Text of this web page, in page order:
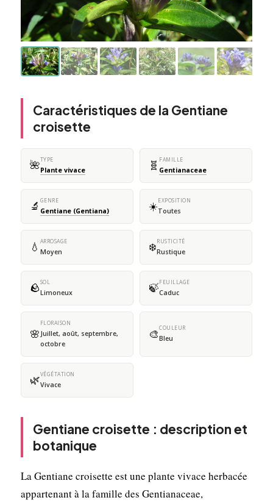
Caractéristiques de la Gentiane
croisette
🌺TYPE
Plante vivace 🧬 FAMILLE
Gentianaceae
🔬 GENRE
Gentiane (Gentiana) ☀️EXPOSITION
Toutes
💧 ARROSAGE
Moyen ❄️RUSTICITÉ
Rustique
🪨SOL
Limoneux 🍃FEUILLAGE
Caduc
🌸
FLORAISON
Juillet, août, septembre,
octobre
🎨COULEUR
Bleu
🌿VÉGÉTATION
Vivace
Gentiane croisette : description et
botanique
La Gentiane croisette est une plante vivace herbacée
appartenant à la famille des Gentianaceae,